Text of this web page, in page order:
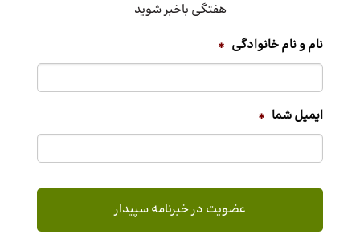
هفتگی باخبر شوید
نام و نام خانوادگی *
ایمیل شما *